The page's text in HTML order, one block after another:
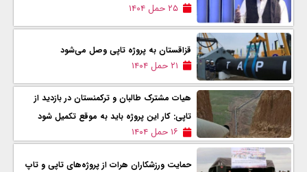
۲۵ حمل ۱۴۰۴
قزاقستان به پروژه تاپی وصل می‌شود
۲۱ حمل ۱۴۰۴
هیات مشترک طالبان و ترکمنستان در بازدید از
تاپی: کار این پروژه باید به موقع تکمیل شود
۱۶ حمل ۱۴۰۴
حمایت ورزشکاران هرات از پروژه‌های تاپی و تاپ